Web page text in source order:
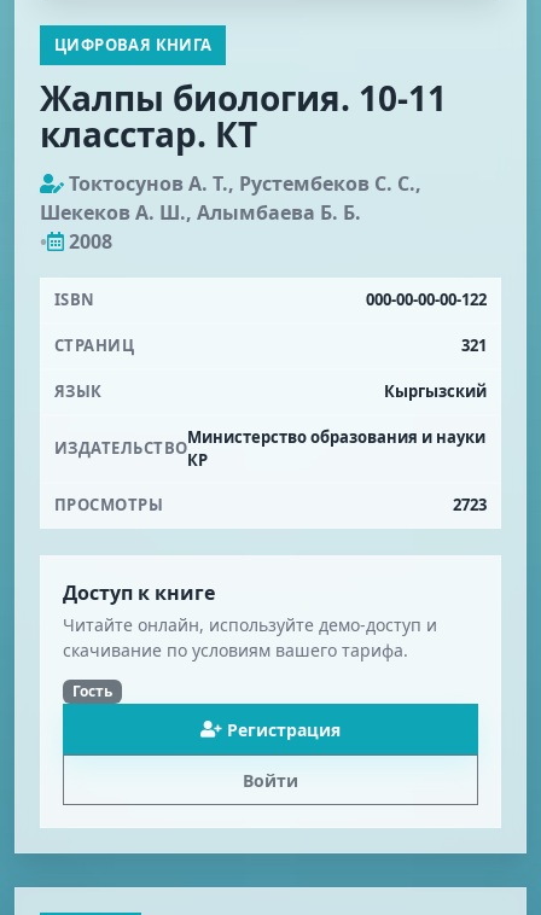
ЦИФРОВАЯ КНИГА
Жалпы биология. 10-11
класстар. КТ
Токтосунов А. Т., Рустембеков С. С.,
Шекеков А. Ш., Алымбаева Б. Б.
•
2008
ISBN 000-00-00-00-122
СТРАНИЦ 321
ЯЗЫК Кыргызский
ИЗДАТЕЛЬСТВО
Министерство образования и науки
КР
ПРОСМОТРЫ 2723
Доступ к книге
Читайте онлайн, используйте демо-доступ и
скачивание по условиям вашего тарифа.
Гость
Регистрация
Войти